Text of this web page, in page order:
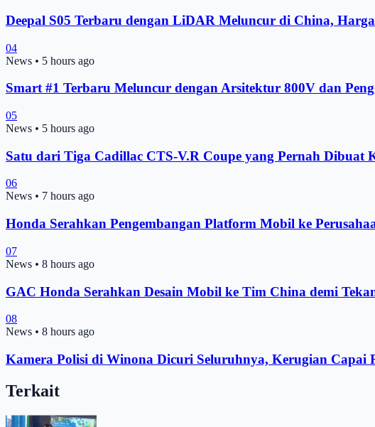
Deepal S05 Terbaru dengan LiDAR Meluncur di China,
04
News • 5 hours ago
Smart #1 Terbaru Meluncur dengan Arsitektur 800V dan
05
News • 5 hours ago
Satu dari Tiga Cadillac CTS-V.R Coupe yang Pernah Dibuat
06
News • 7 hours ago
Honda Serahkan Pengembangan Platform Mobil ke
07
News • 8 hours ago
GAC Honda Serahkan Desain Mobil ke Tim China demi
08
News • 8 hours ago
Kamera Polisi di Winona Dicuri Seluruhnya, Kerugian Capai
Terkait